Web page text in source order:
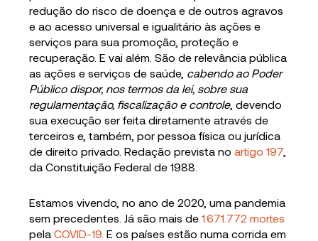
redução do risco de doença e de outros agravos
e ao acesso universal e igualitário às ações e
serviços para sua promoção, proteção e
recuperação. E vai além. São de relevância pública
as ações e serviços de saúde, cabendo ao Poder
Público dispor, nos termos da lei, sobre sua
regulamentação, fiscalização e controle, devendo
sua execução ser feita diretamente através de
terceiros e, também, por pessoa física ou jurídica
de direito privado. Redação prevista noartigo 197
da Constituição Federal de 1988.
Estamos vivendo, no ano de 2020, uma pandemia
sem precedentes. Já são mais de1.671.772 mortes
pelaCOVID-19. E os países estão numa corrida em